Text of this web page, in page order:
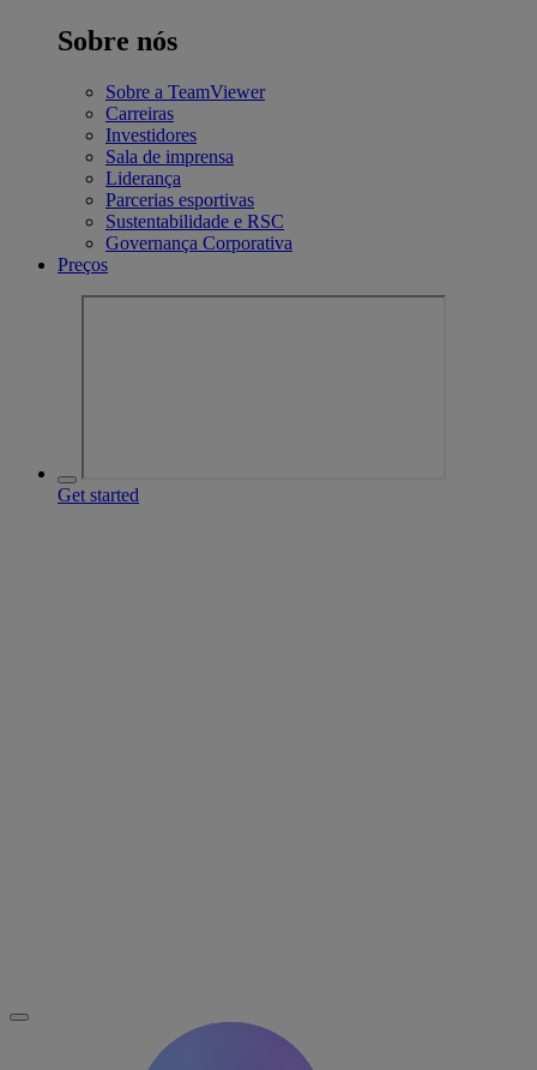
Sobre nós
Sobre a TeamViewer
Carreiras
Investidores
Sala de imprensa
Liderança
Parcerias esportivas
Sustentabilidade e RSC
Governança Corporativa
Preços
Get started